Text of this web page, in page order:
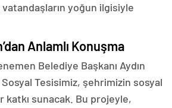
yoğun ilgisiyle
Anlamlı Konuşma
Belediye Başkanı Aydın
Sosyal Tesisimiz, şehrimizin sosyal
katkı sunacak. Bu projeyle,